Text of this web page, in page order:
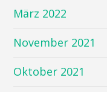
März 2022
November 2021
Oktober 2021